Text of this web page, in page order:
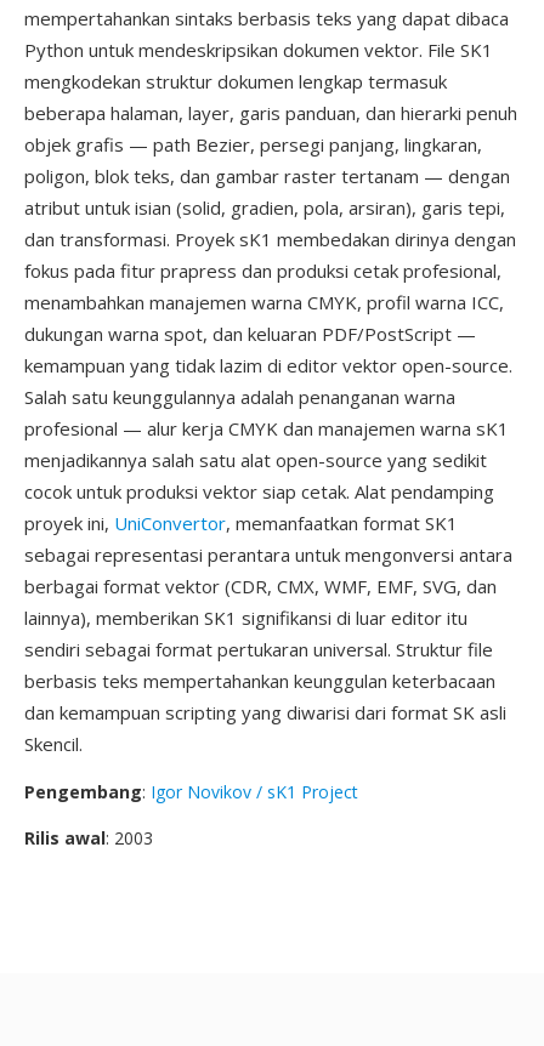
mempertahankan sintaks berbasis teks yang dapat dibaca
Python untuk mendeskripsikan dokumen vektor. File SK1
mengkodekan struktur dokumen lengkap termasuk
beberapa halaman, layer, garis panduan, dan hierarki penuh
objek grafis — path Bezier, persegi panjang, lingkaran,
poligon, blok teks, dan gambar raster tertanam — dengan
atribut untuk isian (solid, gradien, pola, arsiran), garis tepi,
dan transformasi. Proyek sK1 membedakan dirinya dengan
fokus pada fitur prapress dan produksi cetak profesional,
menambahkan manajemen warna CMYK, profil warna ICC,
dukungan warna spot, dan keluaran PDF/PostScript —
kemampuan yang tidak lazim di editor vektor open-source.
Salah satu keunggulannya adalah penanganan warna
profesional — alur kerja CMYK dan manajemen warna sK1
menjadikannya salah satu alat open-source yang sedikit
cocok untuk produksi vektor siap cetak. Alat pendamping
proyek ini, UniConvertor, memanfaatkan format SK1
sebagai representasi perantara untuk mengonversi antara
berbagai format vektor (CDR, CMX, WMF, EMF, SVG, dan
lainnya), memberikan SK1 signifikansi di luar editor itu
sendiri sebagai format pertukaran universal. Struktur file
berbasis teks mempertahankan keunggulan keterbacaan
dan kemampuan scripting yang diwarisi dari format SK asli
Skencil.
Pengembang: Igor Novikov / sK1 Project
Rilis awal: 2003